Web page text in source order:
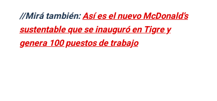
//Mirá también:Así es el nuevo McDonald’s
sustentable que se inauguró en Tigre y
genera 100 puestos de trabajo